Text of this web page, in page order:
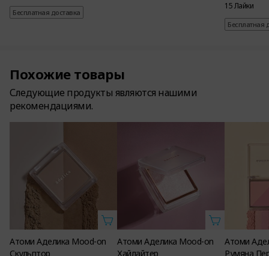
Бесплатная доставка
15 Лайки
Бесплатная
Похожие товары
Следующие продукты являются нашими
рекомендациями.
Атоми Аделика Mood-on
Скульптор
Атоми Аделика Mood-on
Хайлайтер
Атоми
Румяна